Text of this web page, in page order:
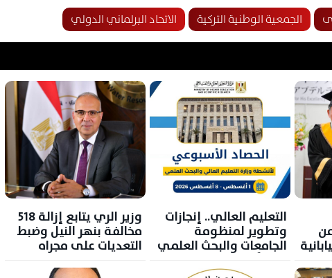
الجمعية الوطنية التركية الاتحاد البرلماني الدولي
التعليم العالي.. إنجازات
وتطوير لمنظومة
الجامعات والبحث العلمي
وزير الري يتابع إزالة 518
مخالفة بنهر النيل وضبط
التعديات على مجراه